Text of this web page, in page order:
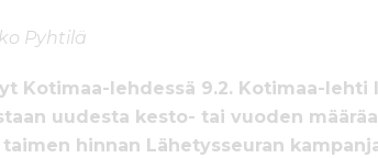
Pyhtilä
Kotimaa-lehdessä 9.2. Kotimaa-lehti
uudesta kesto- tai vuoden
hinnan Lähetysseuran